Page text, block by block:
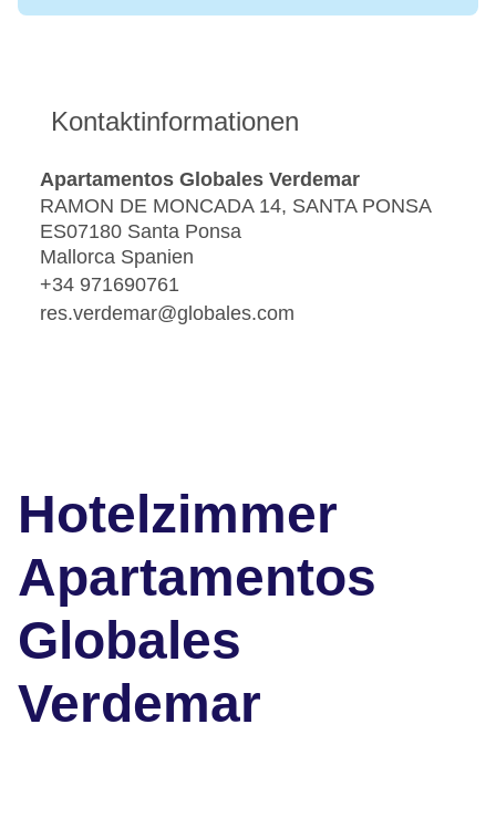
Kontaktinformationen
Apartamentos Globales Verdemar
RAMON DE MONCADA 14, SANTA PONSA
ES07180 Santa Ponsa
Mallorca Spanien
+34 971690761
res.verdemar@globales.com
Hotelzimmer
Apartamentos
Globales
Verdemar